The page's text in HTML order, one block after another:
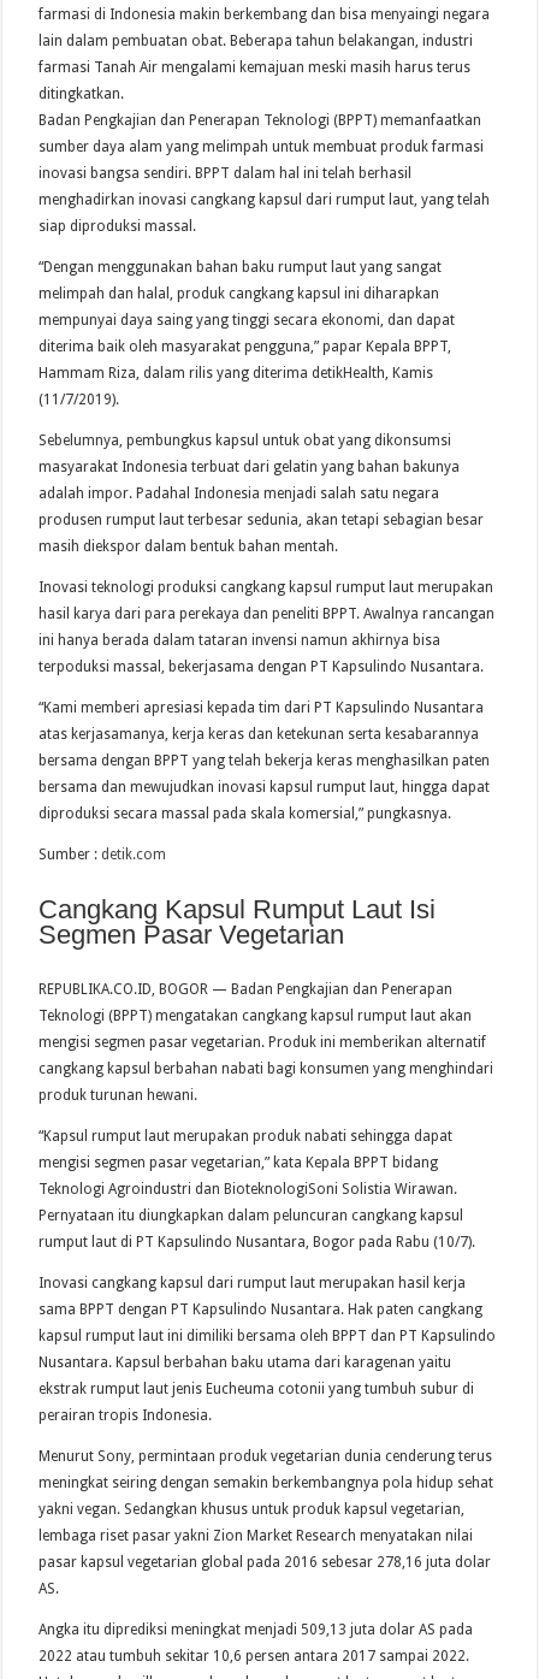
farmasi di Indonesia makin berkembang dan bisa menyaingi negara
lain dalam pembuatan obat. Beberapa tahun belakangan, industri
farmasi Tanah Air mengalami kemajuan meski masih harus terus
ditingkatkan.
Badan Pengkajian dan Penerapan Teknologi (BPPT) memanfaatkan
sumber daya alam yang melimpah untuk membuat produk farmasi
inovasi bangsa sendiri. BPPT dalam hal ini telah berhasil
menghadirkan inovasi cangkang kapsul dari rumput laut, yang telah
siap diproduksi massal.
“Dengan menggunakan bahan baku rumput laut yang sangat
melimpah dan halal, produk cangkang kapsul ini diharapkan
mempunyai daya saing yang tinggi secara ekonomi, dan dapat
diterima baik oleh masyarakat pengguna,” papar Kepala BPPT,
Hammam Riza, dalam rilis yang diterima detikHealth, Kamis
(11/7/2019).
Sebelumnya, pembungkus kapsul untuk obat yang dikonsumsi
masyarakat Indonesia terbuat dari gelatin yang bahan bakunya
adalah impor. Padahal Indonesia menjadi salah satu negara
produsen rumput laut terbesar sedunia, akan tetapi sebagian besar
masih diekspor dalam bentuk bahan mentah.
Inovasi teknologi produksi cangkang kapsul rumput laut merupakan
hasil karya dari para perekaya dan peneliti BPPT. Awalnya rancangan
ini hanya berada dalam tataran invensi namun akhirnya bisa
terpoduksi massal, bekerjasama dengan PT Kapsulindo Nusantara.
“Kami memberi apresiasi kepada tim dari PT Kapsulindo Nusantara
atas kerjasamanya, kerja keras dan ketekunan serta kesabarannya
bersama dengan BPPT yang telah bekerja keras menghasilkan paten
bersama dan mewujudkan inovasi kapsul rumput laut, hingga dapat
diproduksi secara massal pada skala komersial,” pungkasnya.
Sumber : detik.com
Cangkang Kapsul Rumput Laut Isi
Segmen Pasar Vegetarian
REPUBLIKA.CO.ID, BOGOR — Badan Pengkajian dan Penerapan
Teknologi (BPPT) mengatakan cangkang kapsul rumput laut akan
mengisi segmen pasar vegetarian. Produk ini memberikan alternatif
cangkang kapsul berbahan nabati bagi konsumen yang menghindari
produk turunan hewani.
“Kapsul rumput laut merupakan produk nabati sehingga dapat
mengisi segmen pasar vegetarian,” kata Kepala BPPT bidang
Teknologi Agroindustri dan BioteknologiSoni Solistia Wirawan.
Pernyataan itu diungkapkan dalam peluncuran cangkang kapsul
rumput laut di PT Kapsulindo Nusantara, Bogor pada Rabu (10/7).
Inovasi cangkang kapsul dari rumput laut merupakan hasil kerja
sama BPPT dengan PT Kapsulindo Nusantara. Hak paten cangkang
kapsul rumput laut ini dimiliki bersama oleh BPPT dan PT Kapsulindo
Nusantara. Kapsul berbahan baku utama dari karagenan yaitu
ekstrak rumput laut jenis Eucheuma cotonii yang tumbuh subur di
perairan tropis Indonesia.
Menurut Sony, permintaan produk vegetarian dunia cenderung terus
meningkat seiring dengan semakin berkembangnya pola hidup sehat
yakni vegan. Sedangkan khusus untuk produk kapsul vegetarian,
lembaga riset pasar yakni Zion Market Research menyatakan nilai
pasar kapsul vegetarian global pada 2016 sebesar 278,16 juta dolar
AS.
Angka itu diprediksi meningkat menjadi 509,13 juta dolar AS pada
2022 atau tumbuh sekitar 10,6 persen antara 2017 sampai 2022.